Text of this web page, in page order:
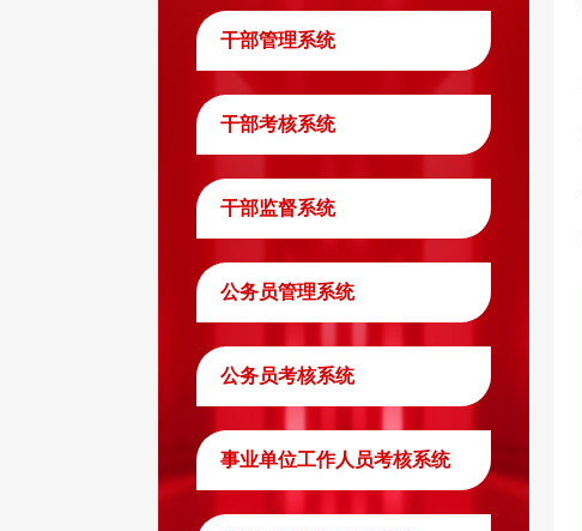
干部管理系统
干部考核系统
干部监督系统
公务员管理系统
公务员考核系统
事业单位工作人员考核系统